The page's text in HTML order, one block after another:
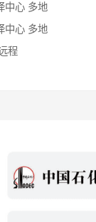
中心 多地
中心 多地
程